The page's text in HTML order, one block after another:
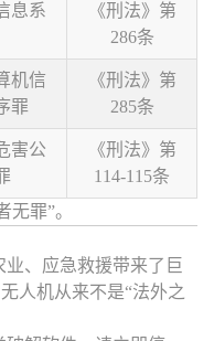
息系
《刑法》第
286条
机信
罪
《刑法》第
285条
害公
《刑法》第
114-115条
无罪”。
、应急救援带来了巨
人机从来不是“法外之